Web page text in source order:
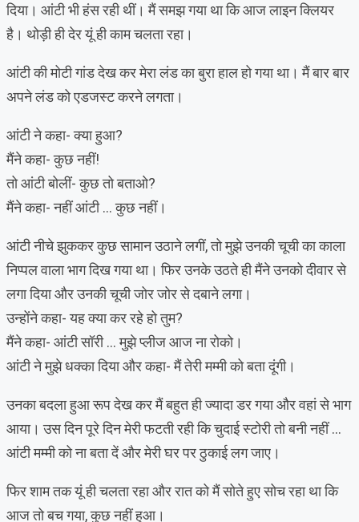
दिया। आंटी भी हंस रही थीं। मैं समझ गया था कि आज लाइन क्लियर
है। थोड़ी ही देर यूं ही काम चलता रहा।
आंटी की मोटी गांड देख कर मेरा लंड का बुरा हाल हो गया था। मैं बार बार
अपने लंड को एडजस्ट करने लगता।
आंटी ने कहा- क्या हुआ?
मैंने कहा- कुछ नहीं!
तो आंटी बोलीं- कुछ तो बताओ?
मैंने कहा- नहीं आंटी … कुछ नहीं।
आंटी नीचे झुककर कुछ सामान उठाने लगीं, तो मुझे उनकी चूची का काला
निप्पल वाला भाग दिख गया था। फिर उनके उठते ही मैंने उनको दीवार से
लगा दिया और उनकी चूची जोर जोर से दबाने लगा।
उन्होंने कहा- यह क्या कर रहे हो तुम?
मैंने कहा- आंटी सॉरी … मुझे प्लीज आज ना रोको।
आंटी ने मुझे धक्का दिया और कहा- मैं तेरी मम्मी को बता दूंगी।
उनका बदला हुआ रूप देख कर मैं बहुत ही ज्यादा डर गया और वहां से भाग
आया। उस दिन पूरे दिन मेरी फटती रही कि चुदाई स्टोरी तो बनी नहीं …
आंटी मम्मी को ना बता दें और मेरी घर पर ठुकाई लग जाए।
फिर शाम तक यूं ही चलता रहा और रात को मैं सोते हुए सोच रहा था कि
आज तो बच गया, कुछ नहीं हुआ।